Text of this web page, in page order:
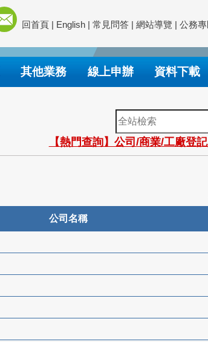
回首頁 | English | 常見問答 | 網站導覽 | 公務
其他業務 線上申辦 資料下載
全
站
檢
索
【熱門查詢】公司/商業/工廠登
公司名稱